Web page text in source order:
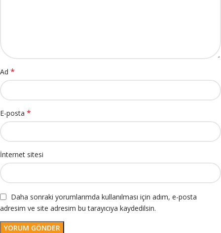
Ad *
E-posta *
İnternet sitesi
Daha sonraki yorumlarımda kullanılması için adım, e-posta
adresim ve site adresim bu tarayıcıya kaydedilsin.